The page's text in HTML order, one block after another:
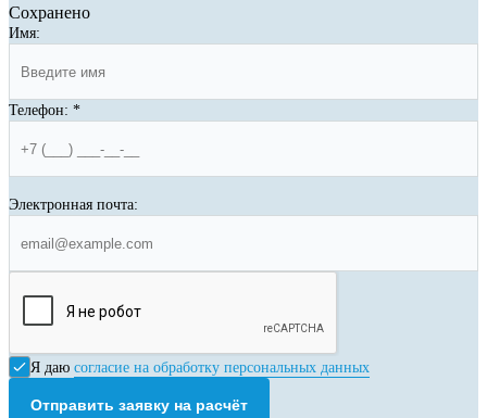
Сохранено
Имя:
Телефон: *
Электронная почта:
Я даю согласие на обработку персональных данных
Отправить заявку на расчёт